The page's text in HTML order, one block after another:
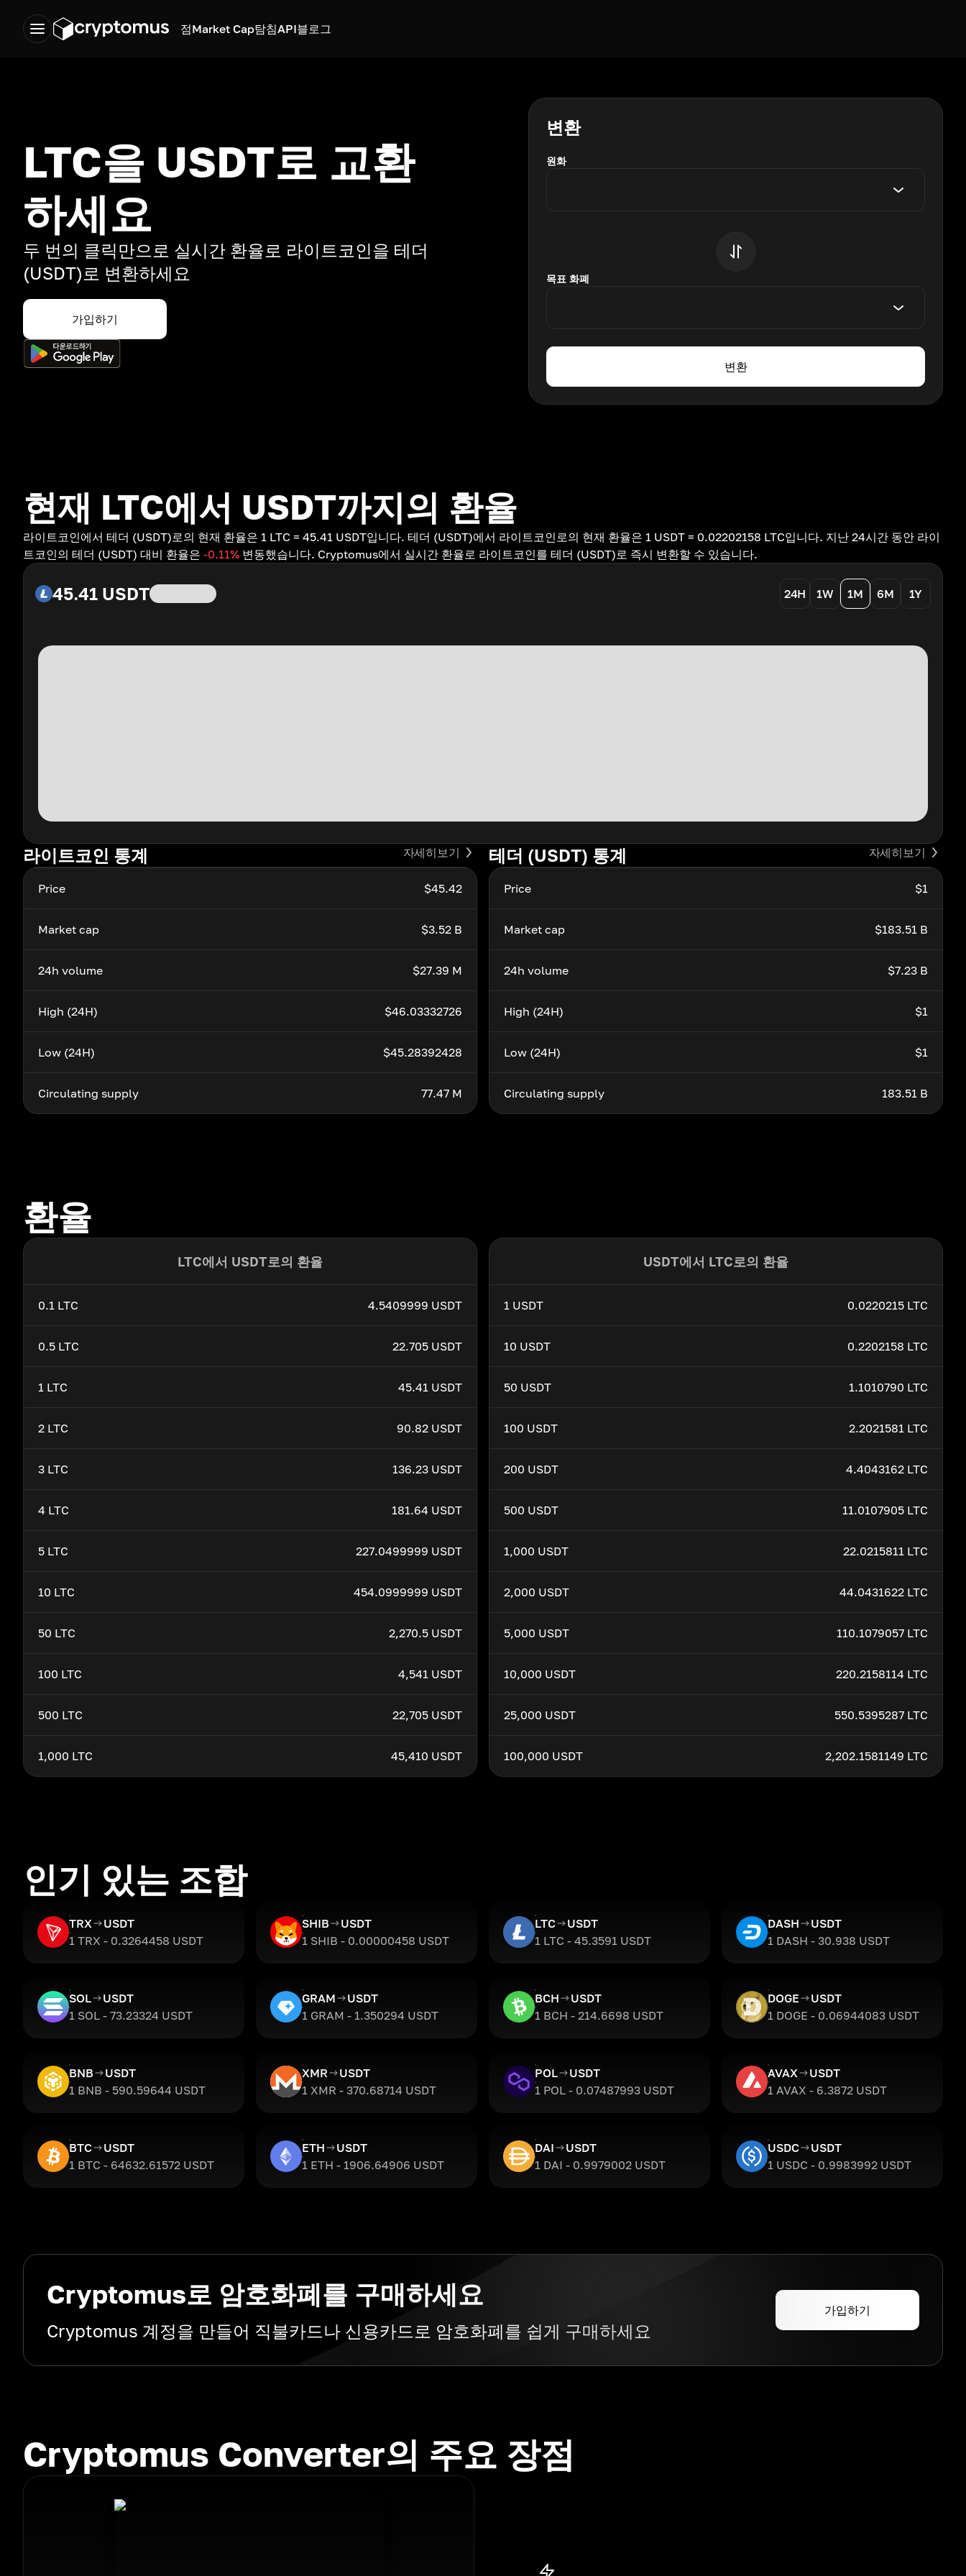
점Market Cap탐침API블로그
LTC을 USDT로 교환
하세요
두 번의 클릭만으로 실시간 환율로 라이트코인을 테더
(USDT)로 변환하세요
가입하기
변환
원화
목표 화폐
변환
현재 LTC에서 USDT까지의 환율
라이트코인에서 테더 (USDT)로의 현재 환율은 1 LTC = 45.41 USDT입니다. 테더 (USDT)에서 라이트코인로의 현재 환율은 1 USDT = 0.02202158 LTC입니다. 지난 24시간 동안 라이
트코인의 테더 (USDT) 대비 환율은 -0.11% 변동했습니다. Cryptomus에서 실시간 환율로 라이트코인를 테더 (USDT)로 즉시 변환할 수 있습니다.
45.41 USDT 24H 1W 1M 6M 1Y
라이트코인 통계 자세히보기
Price $45.42
Market cap $3.52 B
24h volume $27.39 M
High (24H) $46.03332726
Low (24H) $45.28392428
Circulating supply 77.47 M
테더 (USDT) 통계 자세히보기
Price $1
Market cap $183.51 B
24h volume $7.23 B
High (24H) $1
Low (24H) $1
Circulating supply 183.51 B
환율
LTC에서 USDT로의 환율
0.1 LTC 4.5409999 USDT
0.5 LTC 22.705 USDT
1 LTC 45.41 USDT
2 LTC 90.82 USDT
3 LTC 136.23 USDT
4 LTC 181.64 USDT
5 LTC 227.0499999 USDT
10 LTC 454.0999999 USDT
50 LTC 2,270.5 USDT
100 LTC 4,541 USDT
500 LTC 22,705 USDT
1,000 LTC 45,410 USDT
USDT에서 LTC로의 환율
1 USDT 0.0220215 LTC
10 USDT 0.2202158 LTC
50 USDT 1.1010790 LTC
100 USDT 2.2021581 LTC
200 USDT 4.4043162 LTC
500 USDT 11.0107905 LTC
1,000 USDT 22.0215811 LTC
2,000 USDT 44.0431622 LTC
5,000 USDT 110.1079057 LTC
10,000 USDT 220.2158114 LTC
25,000 USDT 550.5395287 LTC
100,000 USDT 2,202.1581149 LTC
인기 있는 조합
TRX
USDT
1 TRX - 0.3264458 USDT
SHIB
USDT
1 SHIB - 0.00000458 USDT
LTC
USDT
1 LTC - 45.3591 USDT
DASH
USDT
1 DASH - 30.938 USDT
SOL
USDT
1 SOL - 73.23324 USDT
GRAM
USDT
1 GRAM - 1.350294 USDT
BCH
USDT
1 BCH - 214.6698 USDT
DOGE
USDT
1 DOGE - 0.06944083 USDT
BNB
USDT
1 BNB - 590.59644 USDT
XMR
USDT
1 XMR - 370.68714 USDT
POL
USDT
1 POL - 0.07487993 USDT
AVAX
USDT
1 AVAX - 6.3872 USDT
BTC
USDT
1 BTC - 64632.61572 USDT
ETH
USDT
1 ETH - 1906.64906 USDT
DAI
USDT
1 DAI - 0.9979002 USDT
USDC
USDT
1 USDC - 0.9983992 USDT
Cryptomus로 암호화폐를 구매하세요
Cryptomus 계정을 만들어 직불카드나 신용카드로 암호화폐를 쉽게 구매하세요
가입하기
Cryptomus Converter의 주요 장점